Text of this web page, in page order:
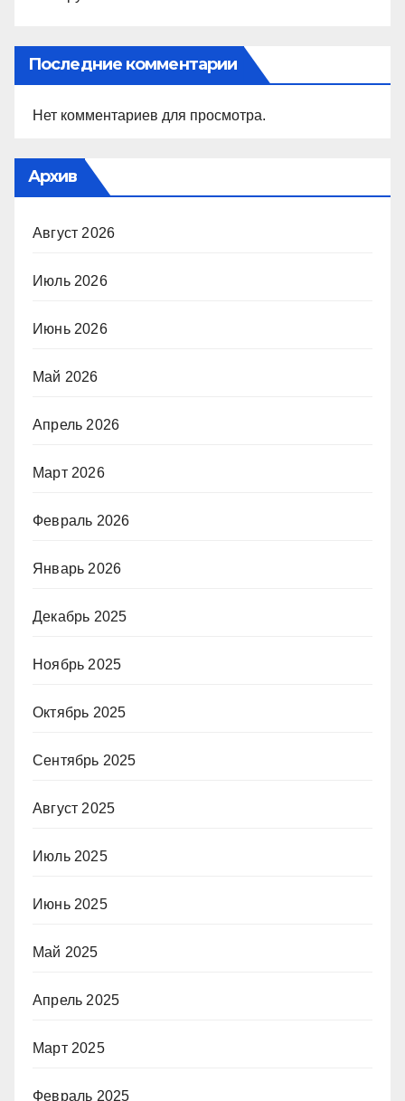
Последние комментарии
Нет комментариев для просмотра.
Архив
Август 2026
Июль 2026
Июнь 2026
Май 2026
Апрель 2026
Март 2026
Февраль 2026
Январь 2026
Декабрь 2025
Ноябрь 2025
Октябрь 2025
Сентябрь 2025
Август 2025
Июль 2025
Июнь 2025
Май 2025
Апрель 2025
Март 2025
Февраль 2025